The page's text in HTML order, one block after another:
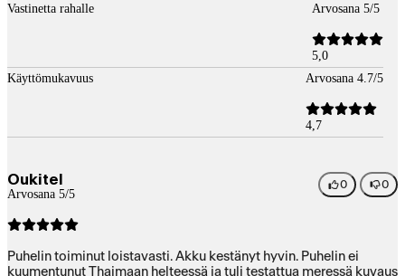
Vastinetta rahalle
Arvosana 5/5
5,0
Käyttömukavuus
Arvosana 4.7/5
4,7
Oukitel
Arvosana 5/5
0 0
Puhelin toiminut loistavasti. Akku kestänyt hyvin. Puhelin ei
kuumentunut Thaimaan helteessä ja tuli testattua meressä kuvaus